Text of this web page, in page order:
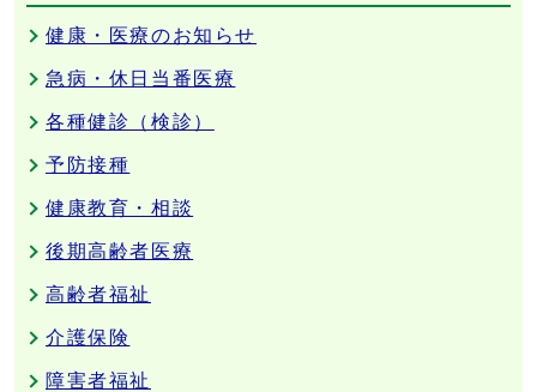
健康・医療のお知らせ
急病・休日当番医療
各種健診（検診）
予防接種
健康教育・相談
後期高齢者医療
高齢者福祉
介護保険
障害者福祉